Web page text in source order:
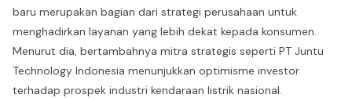
baru merupakan bagian dari strategi perusahaan untuk
menghadirkan layanan yang lebih dekat kepada konsumen.
Menurut dia, bertambahnya mitra strategis seperti PT Juntu
Technology Indonesia menunjukkan optimisme investor
terhadap prospek industri kendaraan listrik nasional.